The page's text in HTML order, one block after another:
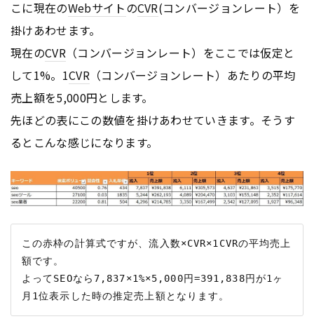
こに現在のWebサイトのCVR(コンバージョンレート）を
掛けあわせます。
現在のCVR（コンバージョンレート）をここでは仮定と
して1%。1CVR（コンバージョンレート）あたりの平均
売上額を5,000円とします。
先ほどの表にこの数値を掛けあわせていきます。そうす
るとこんな感じになります。
この赤枠の計算式ですが、流入数×CVR×1CVRの平均売上
額です。
よってSEOなら7,837×1%×5,000円=391,838円が1ヶ